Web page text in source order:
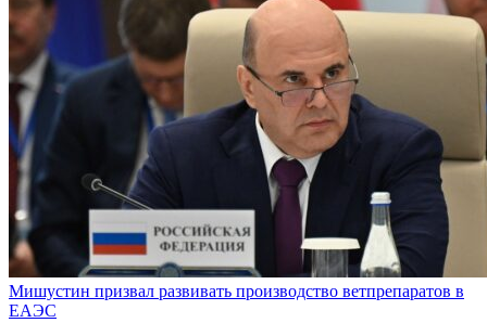
Мишустин призвал развивать производство ветпрепаратов в
ЕАЭС